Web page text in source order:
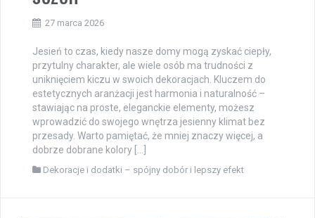
27 marca 2026
Jesień to czas, kiedy nasze domy mogą zyskać ciepły,
przytulny charakter, ale wiele osób ma trudności z
uniknięciem kiczu w swoich dekoracjach. Kluczem do
estetycznych aranżacji jest harmonia i naturalność –
stawiając na proste, eleganckie elementy, możesz
wprowadzić do swojego wnętrza jesienny klimat bez
przesady. Warto pamiętać, że mniej znaczy więcej, a
dobrze dobrane kolory […]
Dekoracje i dodatki – spójny dobór i lepszy efekt